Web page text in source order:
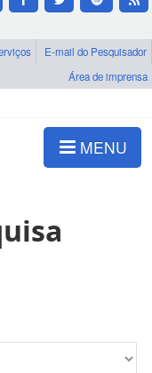
E-mail do Pesquisador
Área de imprensa
MENU